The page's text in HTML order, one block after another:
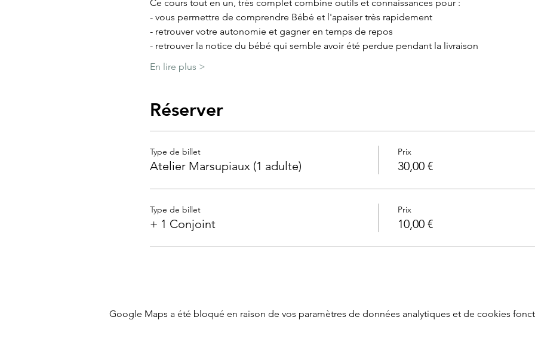
Ce cours tout en un, très complet combine outils et connaissances pour :
- vous permettre de comprendre Bébé et l'apaiser très rapidement
- retrouver votre autonomie et gagner en temps de repos
- retrouver la notice du bébé qui semble avoir été perdue pendant la livraison
En lire plus >
Réserver
Type de billet
Atelier Marsupiaux (1 adulte)
Prix
30,00 €
Type de billet
+ 1 Conjoint
Prix
10,00 €
Google Maps a été bloqué en raison de vos paramètres de données analytiques et de cookies